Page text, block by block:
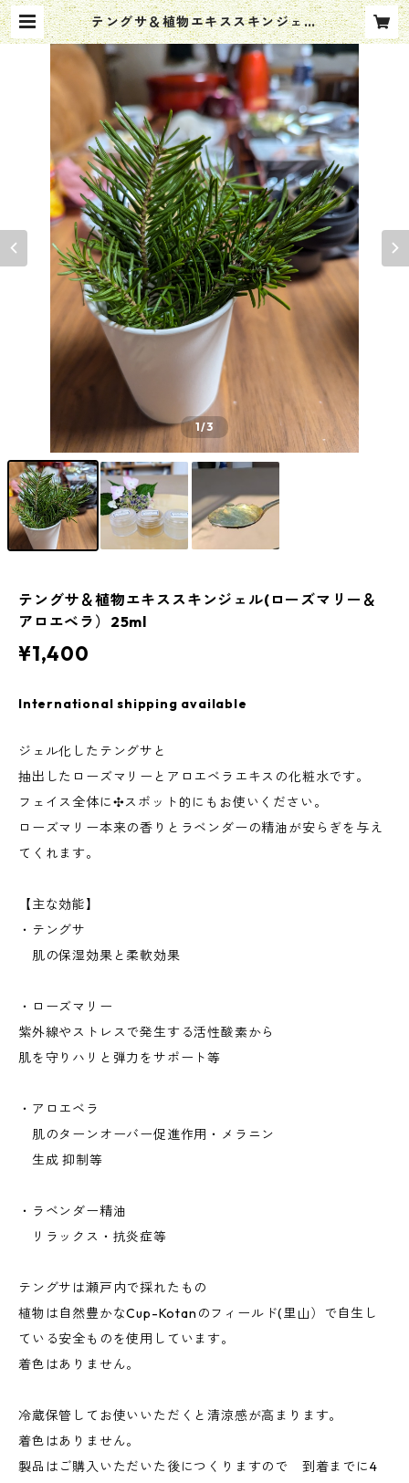
テングサ＆植物エキススキンジェル
(ローズマリー＆アロエベラ）25ml
| Cup-Kotan〜チュプ・コタン〜太
陽＊月＊星々の光降り注ぐ里 幸(ko
u)づくし
1/3
テングサ＆植物エキススキンジェル(ローズマリー＆
アロエベラ）25ml
¥1,400
International shipping available
ジェル化したテングサと
抽出したローズマリーとアロエベラエキスの化粧水です。
フェイス全体に✣スポット的にもお使いください。
ローズマリー本来の香りとラベンダーの精油が安らぎを与え
てくれます。
【主な効能】
・テングサ
肌の保湿効果と柔軟効果
・ローズマリー
紫外線やストレスで発生する活性酸素から
肌を守りハリと弾力をサポート等
・アロエベラ
肌のターンオーバー促進作用・メラニン
生成 抑制等
・ラベンダー精油
リラックス・抗炎症等
テングサは瀬戸内で採れたもの
植物は自然豊かなCup-Kotanのフィールド(里山）で自生し
ている安全ものを使用しています。
着色はありません。
冷蔵保管してお使いいただくと清涼感が高まります。
着色はありません。
製品はご購入いただいた後につくりますので 到着までに4